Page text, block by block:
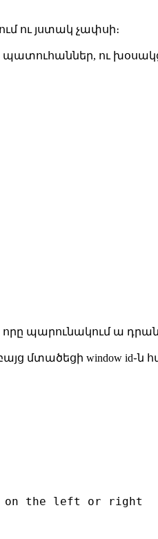
ու յստակ չափսի։
պատուհաններ, ու
որը պարունակում ա
մտածեցի window id֊ն
on the left or right